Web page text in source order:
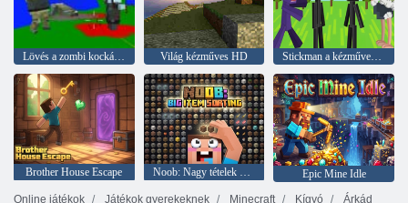
Lövés a zombi kockás pisztoly hadviselés Világ kézműves HD Stickman a kézművesség világában
Brother House Escape Noob: Nagy tételek válogatása
Epic Mine Idle
Online játékok
Játékok gyerekeknek Minecraft Kígyó
Árkád